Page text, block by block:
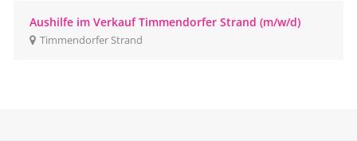
Aushilfe im Verkauf Timmendorfer Strand (m/w/d)
Timmendorfer Strand